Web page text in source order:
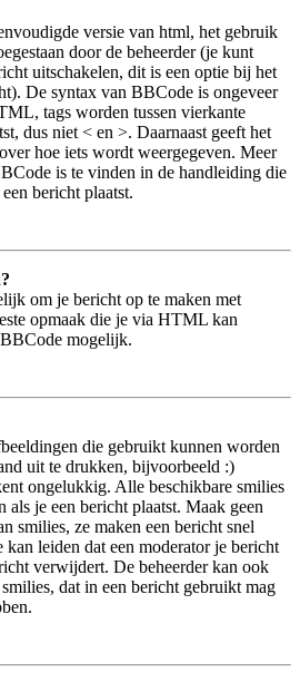
versie van html, het gebruik
door de beheerder (je kunt
uitschakelen, dit is een optie bij het
De syntax van BBCode is ongeveer
tags worden tussen vierkante
dus niet < en >. Daarnaast geeft het
hoe iets wordt weergegeven. Meer
is te vinden in de handleiding die
bericht plaatst.
om je bericht op te maken met
opmaak die je via HTML kan
mogelijk.
die gebruikt kunnen worden
uit te drukken, bijvoorbeeld :)
ongelukkig. Alle beschikbare smilies
als je een bericht plaatst. Maak geen
smilies, ze maken een bericht snel
kan leiden dat een moderator je bericht
verwijdert. De beheerder kan ook
dat in een bericht gebruikt mag